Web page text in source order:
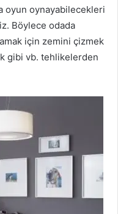
oyun oynayabilecekleri
Böylece odada
için zemini çizmek
gibi vb. tehlikelerden